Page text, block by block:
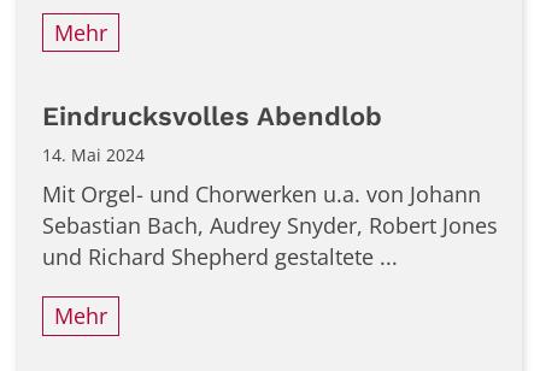
Mehr
Eindrucksvolles Abendlob
14. Mai 2024
Mit Orgel- und Chorwerken u.a. von Johann
Sebastian Bach, Audrey Snyder, Robert Jones
und Richard Shepherd gestaltete ...
Mehr